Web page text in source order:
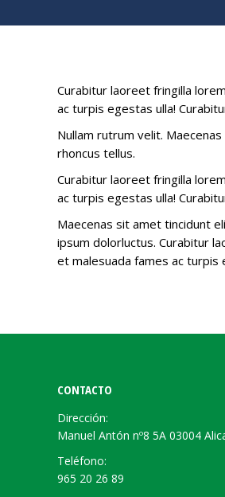
Curabitur laoreet fringilla
ac turpis egestas ulla!
Nullam rutrum velit.
rhoncus tellus.
Curabitur laoreet fringilla
ac turpis egestas ulla!
Maecenas sit amet tincidunt
ipsum dolorluctus. Curabitur
et malesuada fames ac turpis
CONTACTO
Dirección:
Manuel Antón nº8 5A 03004
Teléfono:
965 20 26 89